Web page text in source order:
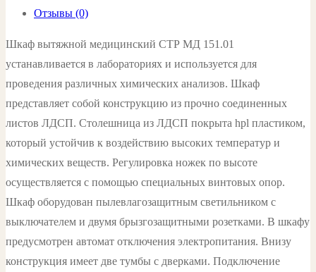
151.01
цвет:
белый
Отзывы (0)
Шкаф вытяжной медицинский СТР МД 151.01
устанавливается в лабораториях и используется для
проведения различных химических анализов. Шкаф
представляет собой конструкцию из прочно соединенных
листов ЛДСП. Столешница из ЛДСП покрыта hpl пластиком,
который устойчив к воздействию высоких температур и
химических веществ. Регулировка ножек по высоте
осуществляется с помощью специальных винтовых опор.
Шкаф оборудован пылевлагозащитным светильником с
выключателем и двумя брызгозащитными розетками. В шкафу
предусмотрен автомат отключения электропитания. Внизу
конструкция имеет две тумбы с дверками. Подключение